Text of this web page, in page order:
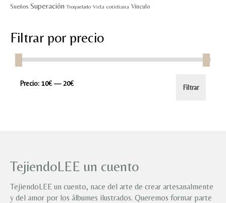
Sueños Superación Troquelado Vida cotidiana Vínculo
Filtrar por precio
Precio
Precio
Filtrar
Precio: 10€ — 20€
TejiendoLEE un cuento
TejiendoLEE un cuento, nace del arte de crear artesanalmente
y del amor por los álbumes ilustrados. Queremos formar parte